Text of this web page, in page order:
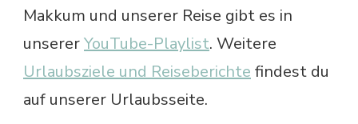
Makkum und unserer Reise gibt es in
unsererYouTube-Playlist. Weitere
Urlaubsziele und Reiseberichte findest du
auf unserer Urlaubsseite.